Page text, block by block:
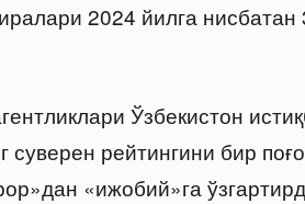
2024 йилга
Ўзбекистон
суверен рейтингини бир
«ижобий»га